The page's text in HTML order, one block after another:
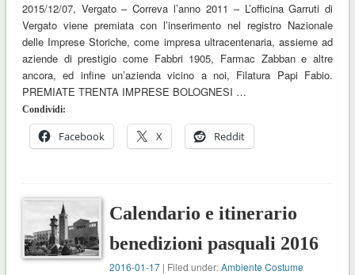
2015/12/07, Vergato – Correva l’anno 2011 – L’officina Garruti di
Vergato viene premiata con l’inserimento nel registro Nazionale
delle Imprese Storiche, come impresa ultracentenaria, assieme ad
aziende di prestigio come Fabbri 1905, Farmac Zabban e altre
ancora, ed infine un’azienda vicino a noi, Filatura Papi Fabio.
PREMIATE TRENTA IMPRESE BOLOGNESI …
Condividi:
Facebook X Reddit
Calendario e itinerario
benedizioni pasquali 2016
2016-01-17 | Filed under:Ambiente Costume